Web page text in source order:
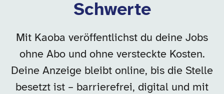
Schwerte
Mit Kaoba veröffentlichst du deine Jobs
ohne Abo und ohne versteckte Kosten.
Deine Anzeige bleibt online, bis die Stelle
besetzt ist – barrierefrei, digital und mit